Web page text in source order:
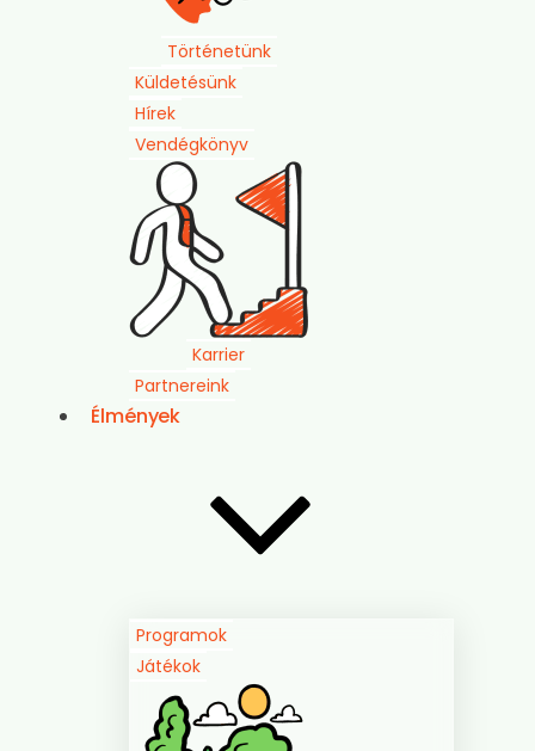
Történetünk
Küldetésünk
Hírek
Vendégkönyv
Karrier
Partnereink
Élmények
Programok
Játékok